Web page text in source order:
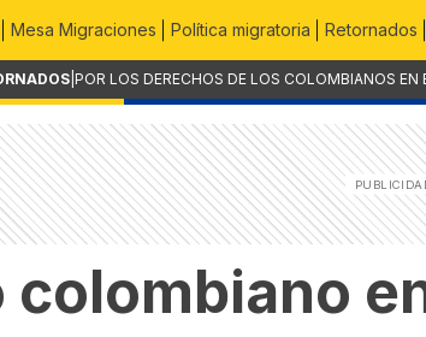
Mesa Migraciones Política migratoria Retornados
POR LOS DERECHOS DE LOS COLOMBIANOS
colombiano